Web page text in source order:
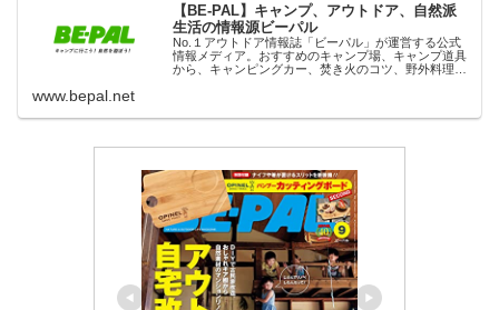
【BE-PAL】キャンプ、アウトドア、自然派
生活の情報源ビーパル
No.１アウトドア情報誌「ビーパル」が運営する公式
情報メディア。おすすめのキャンプ場、キャンプ道具
から、キャンピングカー、焚き火のコツ、野外料理、
www.bepal.net